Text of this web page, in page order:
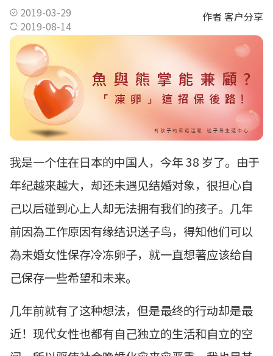
2019-03-29
2019-08-14
作者 客户分享
我是一个住在日本的中国人，今年 38 岁了。由于
年纪越来越大，却还未遇见结婚对象，很担心自
己以后碰到心上人却无法拥有我们的孩子。几年
前因為工作原因有缘结识送子鸟，得知他们可以
為未婚女性保存冷冻卵子，就一直想著应该给自
己保存一些希望和未来。
几年前就有了这种想法，但是最终的行动却是最
近！现代女性也都有自己独立的生活和自立的空